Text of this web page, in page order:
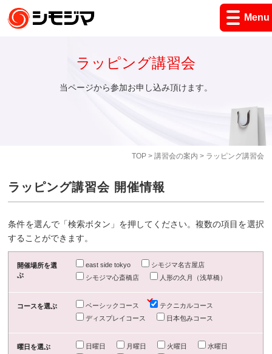
Menu
TOP> 講習会の案内 > ラッピング講習会
ラッピング講習会
当ページから参加お申し込み頂けます。
ラッピング講習会 開催情報
条件を選んで「検索ボタン」を押してください。複数の項目を選択
することができます。
開催場所を選
ぶ
east side tokyo
シモジマ名古屋店
シモジマ心斎橋店
人形の久月（浅草橋）
コースを選ぶ ベーシックコース
テクニカルコース
ディスプレイコース
日本包みコース
曜日を選ぶ 日曜日 月曜日 火曜日
水曜日